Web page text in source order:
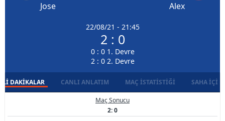
Jose
22/08/21 - 21:45
2 : 0
0 : 0 1. Devre
2 : 0 2. Devre
Alex
DAKIKALAR CANLI ANLATIM MAÇ İSTATISTIĞI SAHA İÇI
Maç Sonucu
2: 0